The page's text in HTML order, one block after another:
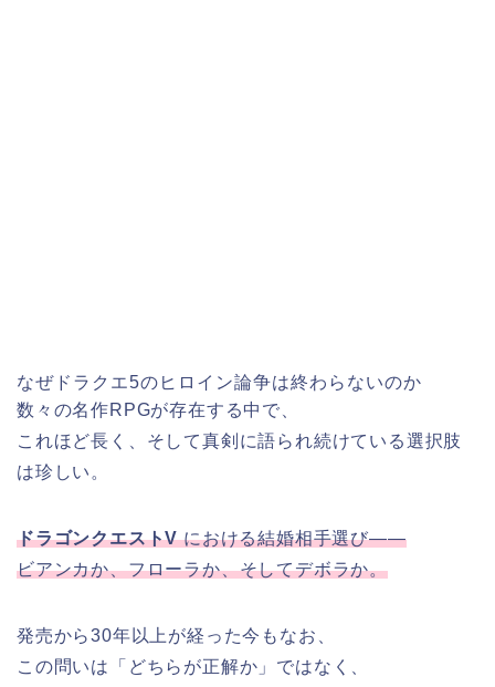
なぜドラクエ5のヒロイン論争は終わらないのか
数々の名作RPGが存在する中で、
これほど長く、そして真剣に語られ続けている選択肢
は珍しい。
ドラゴンクエストVにおける結婚相手選び――
ビアンカか、フローラか、そしてデボラか。
発売から30年以上が経った今もなお、
この問いは「どちらが正解か」ではなく、